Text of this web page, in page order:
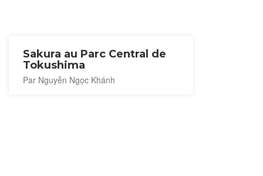
Sakura au Parc Central de
Tokushima
Par Nguyễn Ngọc Khánh